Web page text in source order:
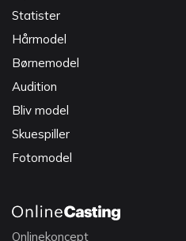
Statister
Hårmodel
Børnemodel
Audition
Bliv model
Skuespiller
Fotomodel
Onlinekoncept